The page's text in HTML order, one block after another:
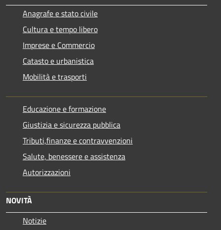
Anagrafe e stato civile
Cultura e tempo libero
Imprese e Commercio
Catasto e urbanistica
Mobilità e trasporti
Educazione e formazione
Giustizia e sicurezza pubblica
Tributi,finanze e contravvenzioni
Salute, benessere e assistenza
Autorizzazioni
NOVITÀ
Notizie